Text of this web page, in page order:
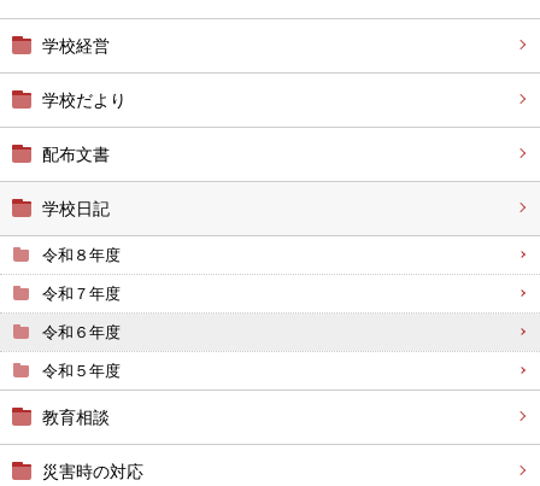
学校経営
学校だより
配布文書
学校日記
令和８年度
令和７年度
令和６年度
令和５年度
教育相談
災害時の対応